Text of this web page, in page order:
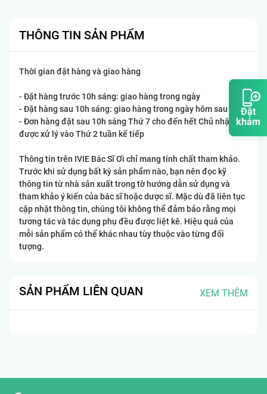
Đặt
khám
THÔNG TIN SẢN PHẨM
Thời gian đặt hàng và giao hàng
- Đặt hàng trước 10h sáng: giao hàng trong ngày
- Đặt hàng sau 10h sáng: giao hàng trong ngày hôm sau
- Đơn hàng đặt sau 10h sáng Thứ 7 cho đến hết Chủ nhật sẽ
được xử lý vào Thứ 2 tuần kế tiếp
Thông tin trên IVIE Bác Sĩ Ơi chỉ mang tính chất tham khảo.
Trước khi sử dụng bất kỳ sản phẩm nào, bạn nên đọc kỹ
thông tin từ nhà sản xuất trong tờ hướng dẫn sử dụng và
tham khảo ý kiến của bác sĩ hoặc dược sĩ. Mặc dù đã liên tục
cập nhật thông tin, chúng tôi không thể đảm bảo rằng mọi
tương tác và tác dụng phụ đều được liệt kê. Hiệu quả của
mỗi sản phẩm có thể khác nhau tùy thuộc vào từng đối
tượng.
SẢN PHẨM LIÊN QUAN XEM THÊM